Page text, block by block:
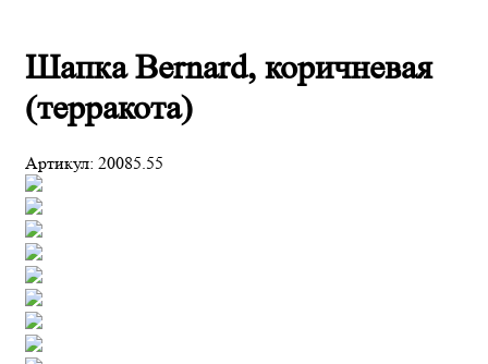
Шапка Bernard, коричневая
(терракота)
Артикул: 20085.55